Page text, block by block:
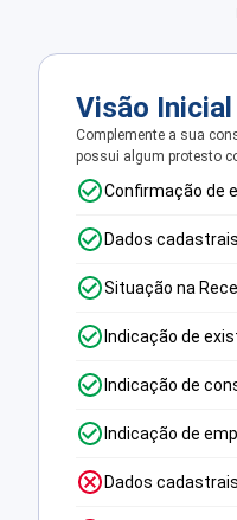
Visão Inicial
Complemente a sua
possui algum protesto
Confirmação de
Dados
Situação na
Indicação de
Indicação de
Indicação de
Dados